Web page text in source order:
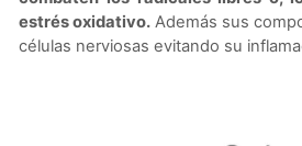
estrés oxidativo. Además sus
células nerviosas evitando su